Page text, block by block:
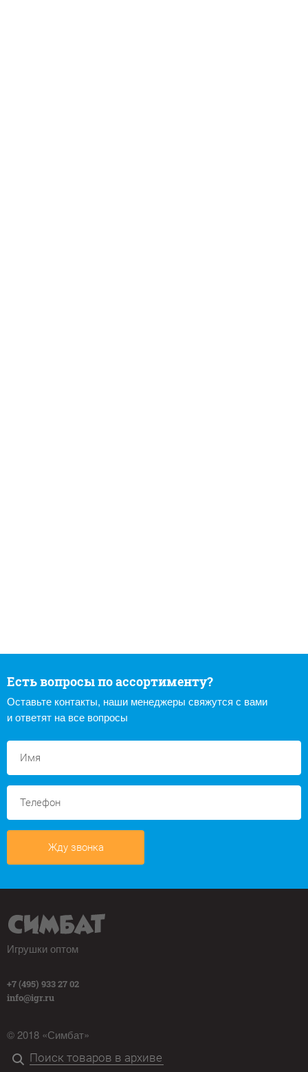
Есть вопросы по ассортименту?
Оставьте контакты, наши менеджеры свяжутся с вами
и ответят на все вопросы
Жду звонка
Игрушки оптом
+7 (495) 933 27 02
info@igr.ru
© 2018 «Симбат»